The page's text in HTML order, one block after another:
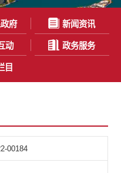
府 新闻资讯
动 政务服务
目
00184